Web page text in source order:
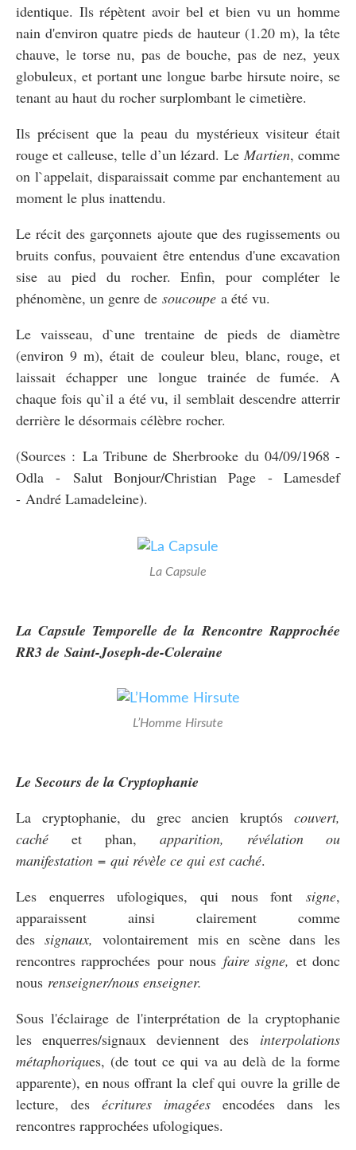
identique. Ils répètent avoir bel et bien vu un homme
nain d'environ quatre pieds de hauteur (1.20 m), la tête
chauve, le torse nu, pas de bouche, pas de nez, yeux
globuleux, et portant une longue barbe hirsute noire, se
tenant au haut du rocher surplombant le cimetière.
Ils précisent que la peau du mystérieux visiteur était
rouge et calleuse, telle d’un lézard. LeMartien, comme
on l`appelait, disparaissait comme par enchantement au
moment le plus inattendu.
Le récit des garçonnets ajoute que des rugissements ou
bruits confus, pouvaient être entendus d'une excavation
sise au pied du rocher. Enfin, pour compléter le
phénomène, un genre de soucoupe a été vu.
Le vaisseau, d`une trentaine de pieds de diamètre
(environ 9 m), était de couleur bleu, blanc, rouge, et
laissait échapper une longue trainée de fumée. A
chaque fois qu`il a été vu, il semblait descendre atterrir
derrière le désormais célèbre rocher.
(Sources : La Tribune de Sherbrooke du 04/09/1968 -
Odla - Salut Bonjour/Christian Page - Lamesdef
- André Lamadeleine).
La Capsule
La Capsule Temporelle de la Rencontre Rapprochée
RR3 de Saint-Joseph-de-Coleraine
L’Homme Hirsute
Le Secours de la Cryptophanie
La cryptophanie, du grec ancien kruptós couvert,
caché et phan,apparition, révélation ou
manifestation = qui révèle ce qui est caché.
Les enquerres ufologiques, qui nous font signe,
apparaissent ainsi clairement comme
des signaux, volontairement mis en scène dans les
rencontres rapprochées pour nous faire signe, et donc
nous renseigner/nous enseigner.
Sous l'éclairage de l'interprétation de la cryptophanie
les enquerres/signaux deviennent des interpolations
métaphoriques, (de tout ce qui va au delà de la forme
apparente), en nous offrant la clef qui ouvre la grille de
lecture, des écritures imagéesencodées dans les
rencontres rapprochées ufologiques.